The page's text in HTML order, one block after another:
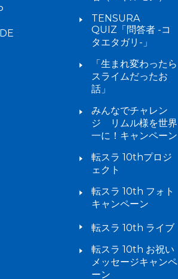
TENSURA
QUIZ「問答者 -コ
タエタガリ-」
「生まれ変わったら
スライムだったお
話」
みんなでチャレン
ジ リムル様を世界
一に！キャンペーン
転スラ 10thプロジ
ェクト
転スラ 10th フォト
キャンペーン
転スラ 10th ライブ
転スラ 10th お祝い
メッセージキャンペ
ーン